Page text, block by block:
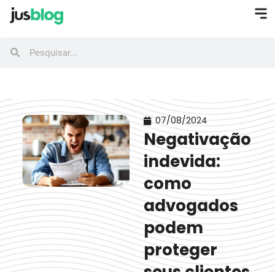
07/08/2024
Negativação
indevida:
como
advogados
podem
proteger